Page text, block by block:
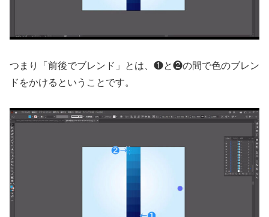
つまり「前後でブレンド」とは、❶と❷の間で色のブレン
ドをかけるということです。